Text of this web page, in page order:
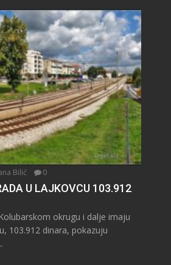
Bilić 0
U LAJKOVCU 103.912
okrugu i dalje imaju
103.912 dinara, pokazuju